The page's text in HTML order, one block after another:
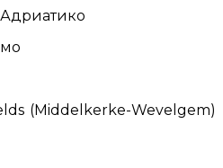
(Middelkerke-Wevelgem)